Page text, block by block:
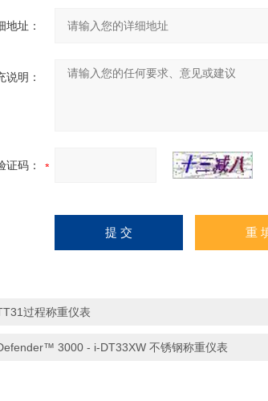
地址：
说明：
证码：
过程称重仪表
3000 - i-DT33XW 不锈钢称重仪表